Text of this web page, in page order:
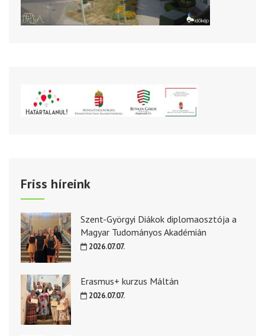
Friss híreink
Szent-Györgyi Diákok diplomaosztója a
Magyar Tudományos Akadémián
2026.07.07.
Erasmus+ kurzus Máltán
2026.07.07.